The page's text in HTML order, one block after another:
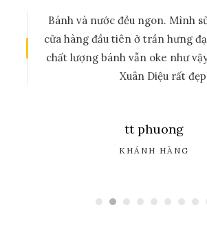
Quán nằm ngay trên mặt
rộng rãi mà sạch sẽ lắm. Bước
mùi bánh, đa dạng các loại
lắm
Trang Huyen
KHÁNH HÀNG